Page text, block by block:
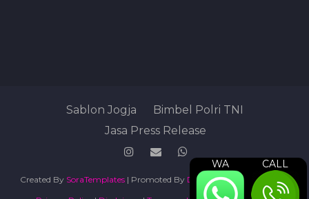
WA CALL
Sablon Jogja
Bimbel Polri TNI
Jasa Press Release
Created By SoraTemplates| Promoted By Digital Marketing Agency